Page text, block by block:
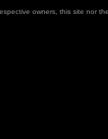
owners, this site nor